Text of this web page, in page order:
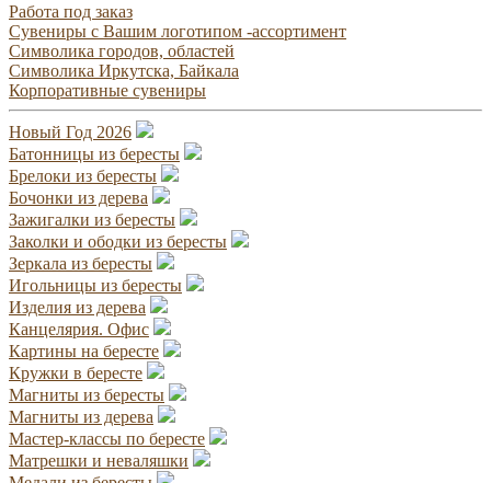
Работа под заказ
Сувениры с Вашим логотипом -ассортимент
Символика городов, областей
Символика Иркутска, Байкала
Корпоративные сувениры
Новый Год 2026
Батонницы из бересты
Брелоки из бересты
Бочонки из дерева
Зажигалки из бересты
Заколки и ободки из бересты
Зеркала из бересты
Игольницы из бересты
Изделия из дерева
Канцелярия. Офис
Картины на бересте
Кружки в бересте
Магниты из бересты
Магниты из дерева
Мастер-классы по бересте
Матрешки и неваляшки